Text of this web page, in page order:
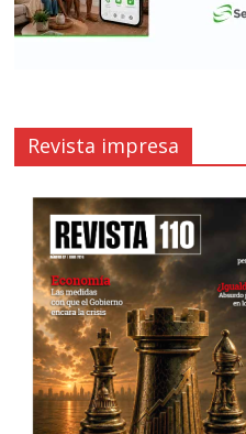
Revista impresa